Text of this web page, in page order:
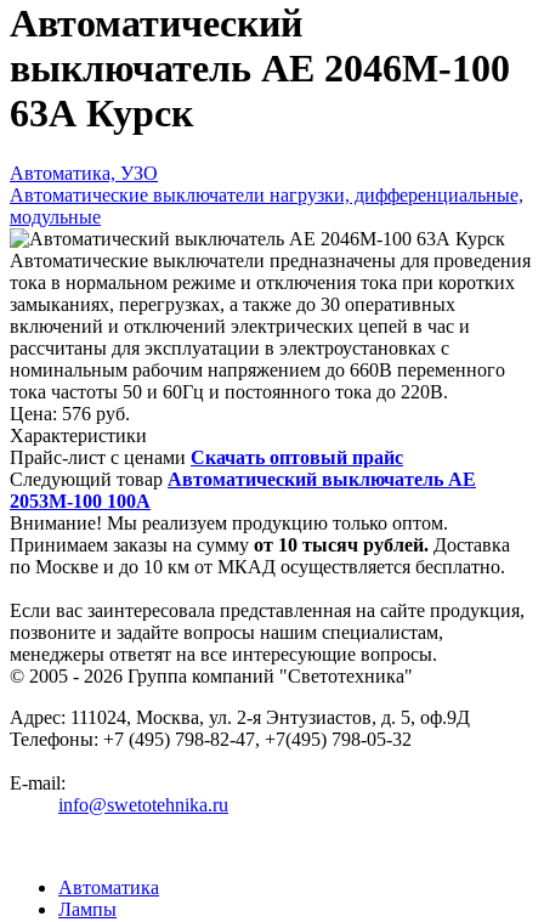
Автоматический
выключатель АЕ 2046М-100
63А Курск
Автоматика, УЗО
Автоматические выключатели нагрузки, дифференциальные,
модульные
Автоматические выключатели предназначены для проведения
тока в нормальном режиме и отключения тока при коротких
замыканиях, перегрузках, а также до 30 оперативных
включений и отключений электрических цепей в час и
рассчитаны для эксплуатации в электроустановках с
номинальным рабочим напряжением до 660В переменного
тока частоты 50 и 60Гц и постоянного тока до 220В.
Цена: 576 руб.
Характеристики
Прайс-лист с ценами Скачать оптовый прайс
Следующий товар Автоматический выключатель АЕ
2053М-100 100А
Внимание! Мы реализуем продукцию только оптом.
Принимаем заказы на сумму от 10 тысяч рублей. Доставка
по Москве и до 10 км от МКАД осуществляется бесплатно.
Если вас заинтересовала представленная на сайте продукция,
позвоните и задайте вопросы нашим специалистам,
менеджеры ответят на все интересующие вопросы.
© 2005 - 2026 Группа компаний "Светотехника"
Адрес: 111024, Москва, ул. 2-я Энтузиастов, д. 5, оф.9Д
Телефоны: +7 (495) 798-82-47, +7(495) 798-05-32
E-mail:
info@swetotehnika.ru
Автоматика
Лампы